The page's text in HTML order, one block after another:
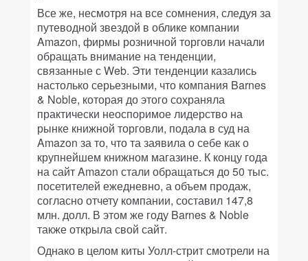
Все же, несмотря на все сомнения, следуя за
путеводной звездой в облике компании
Amazon, фирмы розничной торговли начали
обращать внимание на тенденции,
связанные с Web. Эти тенденции казались
настолько серьезными, что компания Barnes
& Noble, которая до этого сохраняла
практически неоспоримое лидерство на
рынке книжной торговли, подала в суд на
Amazon за то, что та заявила о себе как о
крупнейшем книжном магазине. К концу года
на сайт Amazon стали обращаться до 50 тыс.
посетителей ежедневно, а объем продаж,
согласно отчету компании, составил 147,8
млн. долл. В этом же году Barnes & Noble
также открыла свой сайт.
Однако в целом киты Уолл-стрит смотрели на